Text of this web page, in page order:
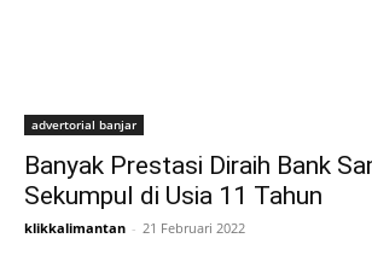
advertorial banjar
Banyak Prestasi Diraih Bank
Sekumpul di Usia 11 Tahun
klikkalimantan - 21 Februari 2022